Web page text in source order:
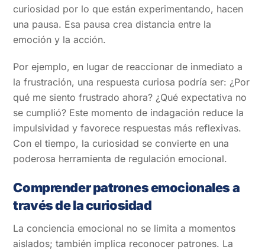
curiosidad por lo que están experimentando, hacen
una pausa. Esa pausa crea distancia entre la
emoción y la acción.
Por ejemplo, en lugar de reaccionar de inmediato a
la frustración, una respuesta curiosa podría ser: ¿Por
qué me siento frustrado ahora? ¿Qué expectativa no
se cumplió? Este momento de indagación reduce la
impulsividad y favorece respuestas más reflexivas.
Con el tiempo, la curiosidad se convierte en una
poderosa herramienta de regulación emocional.
Comprender patrones emocionales a
través de la curiosidad
La conciencia emocional no se limita a momentos
aislados; también implica reconocer patrones. La